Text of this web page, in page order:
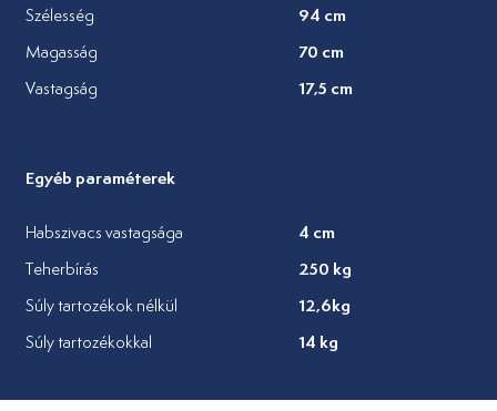
Szélesség 94 cm
Magasság 70 cm
Vastagság 17,5 cm
Egyéb paraméterek
Habszivacs vastagsága 4 cm
Teherbírás 250 kg
Súly tartozékok nélkül 12,6kg
Súly tartozékokkal 14 kg